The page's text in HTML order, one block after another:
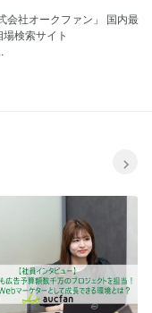
社オークファン」 国内最
検索サイト